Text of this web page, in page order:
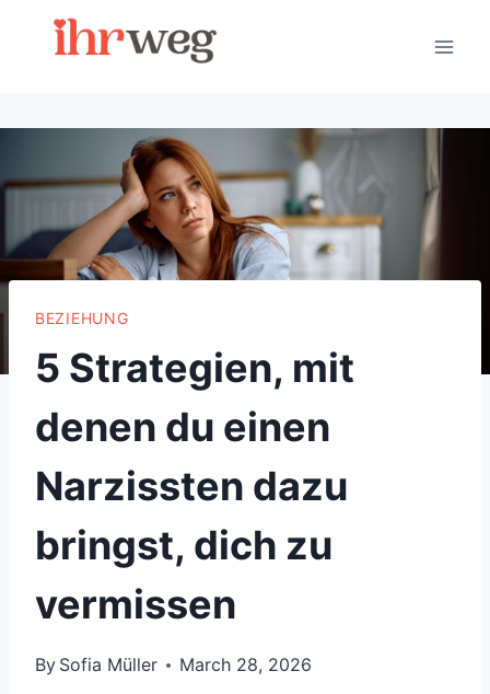
BEZIEHUNG
5 Strategien, mit
denen du einen
Narzissten dazu
bringst, dich zu
vermissen
By Sofia Müller March 28, 2026